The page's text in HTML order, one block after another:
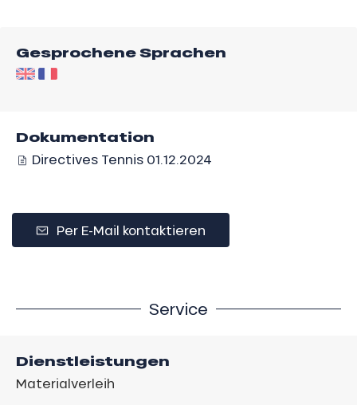
Gesprochene Sprachen
Dokumentation
Directives Tennis 01.12.2024
Per E-Mail kontaktieren
Service
Dienstleistungen
Materialverleih